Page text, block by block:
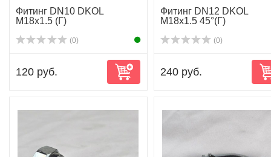
Фитинг DN10 DKOL
M18x1.5 (Г)
(0)
120 руб.
Фитинг DN12 DKOL
M18x1.5 45°(Г)
(0)
240 руб.